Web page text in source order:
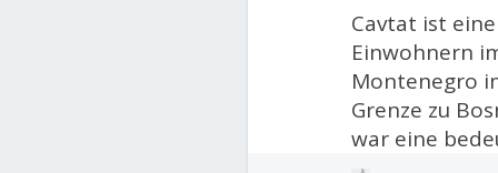
Cavtat ist
Einwohnern
Montenegro
Grenze zu
war eine